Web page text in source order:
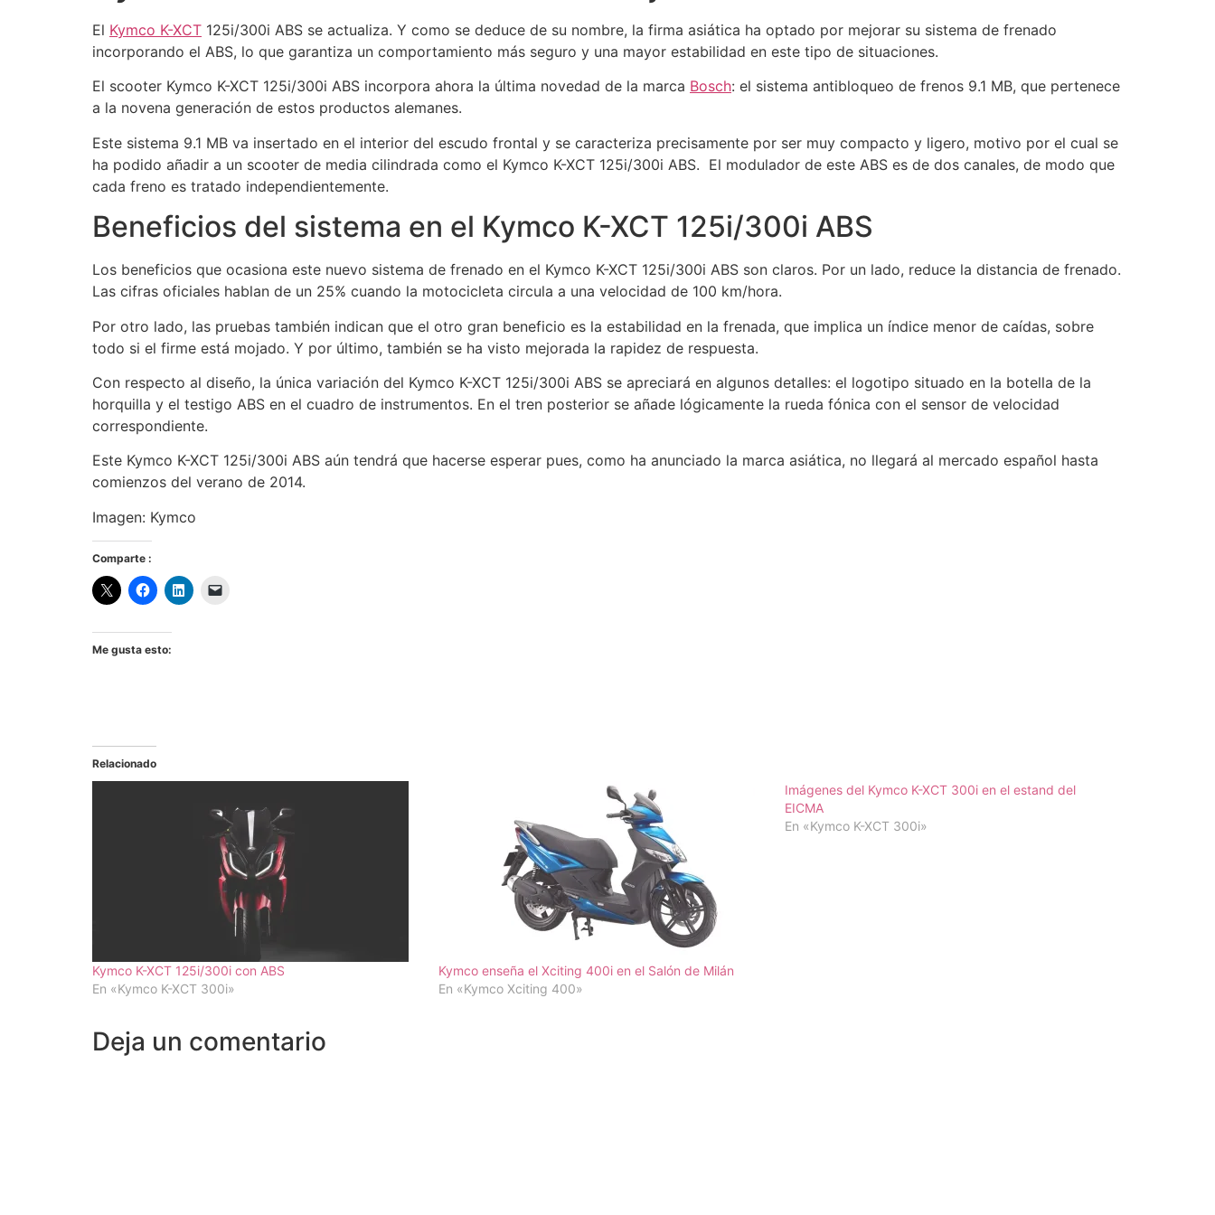
El Kymco K-XCT 125i/300i ABS se actualiza. Y como se deduce de su nombre, la firma asiática ha optado por mejorar su sistema de frenado
incorporando el ABS, lo que garantiza un comportamiento más seguro y una mayor estabilidad en este tipo de situaciones.
El scooter Kymco K-XCT 125i/300i ABS incorpora ahora la última novedad de la marca Bosch: el sistema antibloqueo de frenos 9.1 MB, que pertenece
a la novena generación de estos productos alemanes.
Este sistema 9.1 MB va insertado en el interior del escudo frontal y se caracteriza precisamente por ser muy compacto y ligero, motivo por el cual se
ha podido añadir a un scooter de media cilindrada como el Kymco K-XCT 125i/300i ABS. El modulador de este ABS es de dos canales, de modo que
cada freno es tratado independientemente.
Beneficios del sistema en el Kymco K-XCT 125i/300i ABS
Los beneficios que ocasiona este nuevo sistema de frenado en el Kymco K-XCT 125i/300i ABS son claros. Por un lado, reduce la distancia de frenado.
Las cifras oficiales hablan de un 25% cuando la motocicleta circula a una velocidad de 100 km/hora.
Por otro lado, las pruebas también indican que el otro gran beneficio es la estabilidad en la frenada, que implica un índice menor de caídas, sobre
todo si el firme está mojado. Y por último, también se ha visto mejorada la rapidez de respuesta.
Con respecto al diseño, la única variación del Kymco K-XCT 125i/300i ABS se apreciará en algunos detalles: el logotipo situado en la botella de la
horquilla y el testigo ABS en el cuadro de instrumentos. En el tren posterior se añade lógicamente la rueda fónica con el sensor de velocidad
correspondiente.
Este Kymco K-XCT 125i/300i ABS aún tendrá que hacerse esperar pues, como ha anunciado la marca asiática, no llegará al mercado español hasta
comienzos del verano de 2014.
Imagen: Kymco
Comparte :
Me gusta esto:
Relacionado
Kymco K-XCT 125i/300i con ABS
En «Kymco K-XCT 300i»
Kymco enseña el Xciting 400i en el Salón de Milán
En «Kymco Xciting 400»
Imágenes del Kymco K-XCT 300i en el estand del
EICMA
En «Kymco K-XCT 300i»
Deja un comentario